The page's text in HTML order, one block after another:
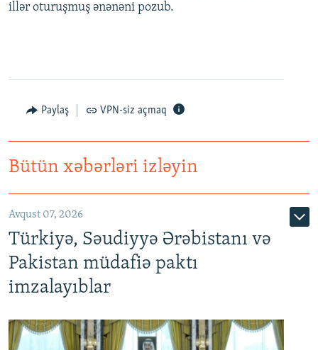
illər oturuşmuş ənənəni pozub.
Paylaş VPN-siz açmaq
Bütün xəbərləri izləyin
Avqust 07, 2026
Türkiyə, Səudiyyə Ərəbistanı və
Pakistan müdafiə paktı
imzalayıblar